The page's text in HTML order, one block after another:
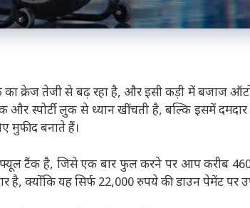
क्रेज तेजी से बढ़ रहा है, और इसी कड़ी में बजाज
स्पोर्टी लुक से ध्यान खींचती है, बल्कि इसमें
मुफीद बनाते हैं।
टैंक है, जिसे एक बार फुल करने पर आप करीब
है, क्योंकि यह सिर्फ 22,000 रुपये की डाउन पेमेंट पर